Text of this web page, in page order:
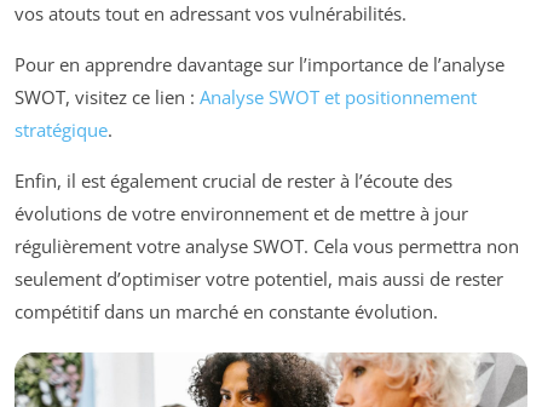
vos atouts tout en adressant vos vulnérabilités.
Pour en apprendre davantage sur l’importance de l’analyse
SWOT, visitez ce lien : Analyse SWOT et positionnement
stratégique.
Enfin, il est également crucial de rester à l’écoute des
évolutions de votre environnement et de mettre à jour
régulièrement votre analyse SWOT. Cela vous permettra non
seulement d’optimiser votre potentiel, mais aussi de rester
compétitif dans un marché en constante évolution.